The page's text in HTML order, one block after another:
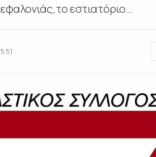
εστιατόριο...